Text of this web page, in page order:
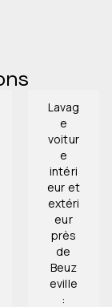
Lavag
e
voitur
e
intéri
eur et
extéri
eur
près
de
Beuz
eville
: